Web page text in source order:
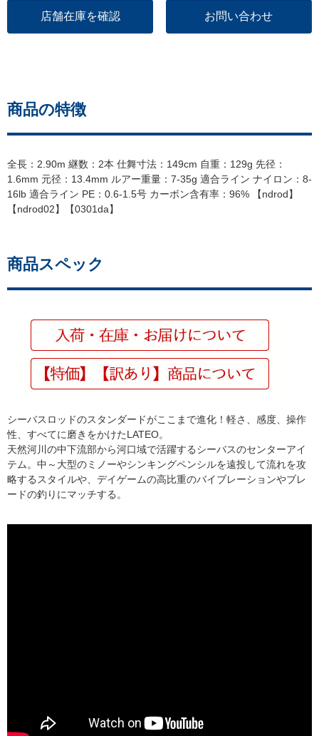
店舗在庫を確認 お問い合わせ
商品の特徴
全長：2.90m 継数：2本 仕舞寸法：149cm 自重：129g 先径：
1.6mm 元径：13.4mm ルアー重量：7-35g 適合ライン ナイロン：8-
16lb 適合ライン PE：0.6-1.5号 カーボン含有率：96% 【ndrod】
【ndrod02】【0301da】
商品スペック
シーバスロッドのスタンダードがここまで進化！軽さ、感度、操作
性、すべてに磨きをかけたLATEO。
天然河川の中下流部から河口域で活躍するシーバスのセンターアイ
テム。中～大型のミノーやシンキングペンシルを遠投して流れを攻
略するスタイルや、デイゲームの高比重のバイブレーションやブレ
ードの釣りにマッチする。